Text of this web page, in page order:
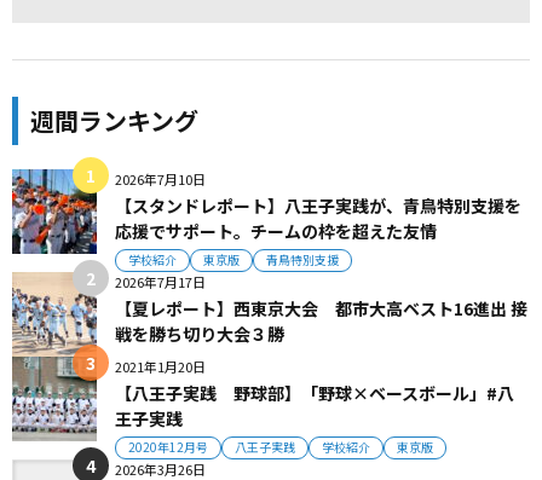
週間ランキング
2026年7月10日
【スタンドレポート】八王子実践が、青鳥特別支援を
応援でサポート。チームの枠を超えた友情
学校紹介 東京版 青鳥特別支援
2026年7月17日
【夏レポート】西東京大会 都市大高ベスト16進出 接
戦を勝ち切り大会３勝
2021年1月20日
【八王子実践 野球部】「野球×ベースボール」#八
王子実践
2020年12月号 八王子実践 学校紹介 東京版
2026年3月26日